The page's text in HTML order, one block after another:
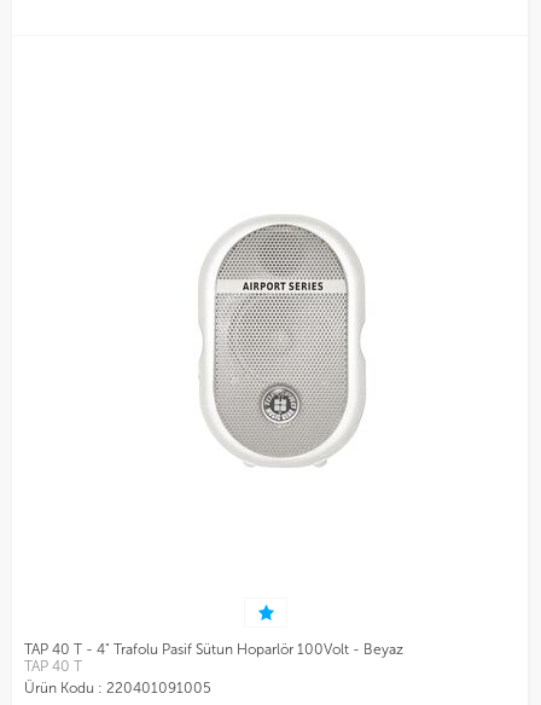
TAP 40 T - 4" Trafolu Pasif Sütun Hoparlör 100Volt - Beyaz
TAP 40 T
Ürün Kodu : 220401091005